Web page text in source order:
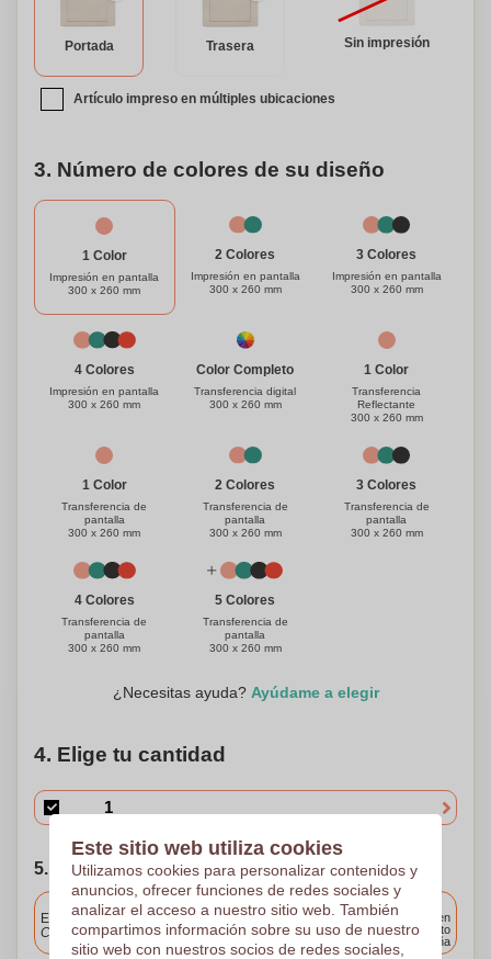
alternativa reutilizable y ecológica. Personalízala con tu
diseño o logotipo favorito y haz una declaración mientras
compras con estilo.
Portada Trasera Sin impresión
Artículo impreso en múltiples ubicaciones
3. Número de colores de su diseño
1 Color
Impresión en pantalla
300 x 260 mm
2 Colores
Impresión en pantalla
300 x 260 mm
3 Colores
Impresión en pantalla
300 x 260 mm
4 Colores
Impresión en pantalla
300 x 260 mm
Color Completo
Transferencia digital
300 x 260 mm
1 Color
Transferencia
Reflectante
300 x 260 mm
1 Color
Transferencia de
pantalla
300 x 260 mm
2 Colores
Transferencia de
pantalla
300 x 260 mm
3 Colores
Transferencia de
pantalla
300 x 260 mm
4 Colores
Transferencia de
pantalla
300 x 260 mm
5 Colores
Transferencia de
pantalla
300 x 260 mm
¿Necesitas ayuda? Ayúdame a elegir
4. Elige tu cantidad
5. Elija su fecha de envío
Incluido
Entrega estándar
Cargue y apruebe sus archivos antes de las 9.30 a.m.
Entrega en
cualquier punto
de España
Este sitio web utiliza cookies
Utilizamos cookies para personalizar contenidos y
anuncios, ofrecer funciones de redes sociales y
analizar el acceso a nuestro sitio web. También
compartimos información sobre su uso de nuestro
sitio web con nuestros socios de redes sociales,